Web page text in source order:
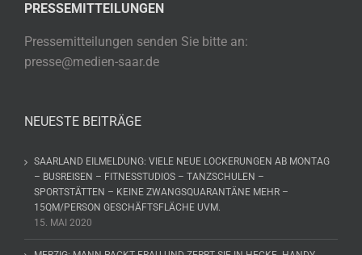
PRESSEMITTEILUNGEN
Pressemitteilungen senden Sie bitte an:
presse@medien-saar.de
NEUESTE BEITRÄGE
SAARLAND EILMELDUNG: VIELE NEUE LOCKERUNGEN AB MONTAG
– BUSREISEN – FITNESSTUDIOS – TANZSCHULEN –
SPORTSTÄTTEN – KEINE ZWANGSQUARANTÄNE MEHR –
15QM/PERSON GESCHÄFTSFLÄCHE UVM.
15. MAI 2020